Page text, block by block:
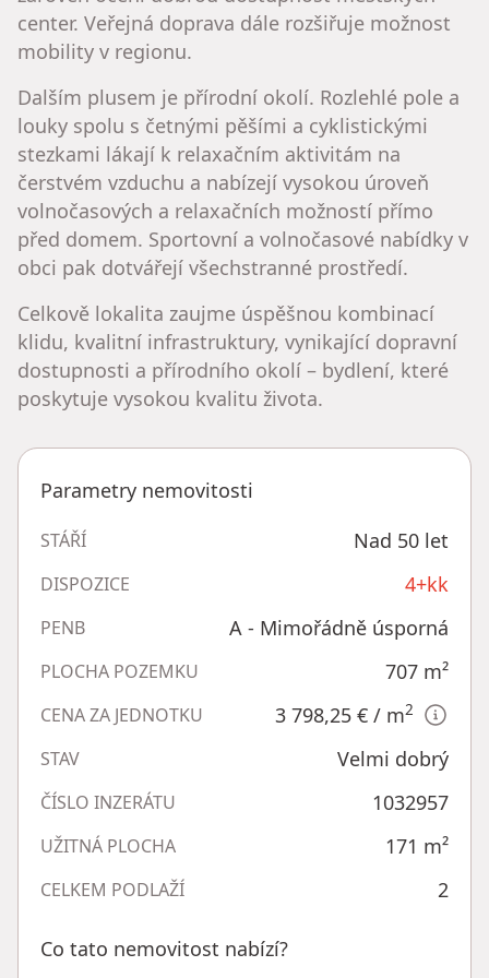
center. Veřejná doprava dále rozšiřuje možnost
mobility v regionu.
Dalším plusem je přírodní okolí. Rozlehlé pole a
louky spolu s četnými pěšími a cyklistickými
stezkami lákají k relaxačním aktivitám na
čerstvém vzduchu a nabízejí vysokou úroveň
volnočasových a relaxačních možností přímo
před domem. Sportovní a volnočasové nabídky v
obci pak dotvářejí všechstranné prostředí.
Celkově lokalita zaujme úspěšnou kombinací
klidu, kvalitní infrastruktury, vynikající dopravní
dostupnosti a přírodního okolí – bydlení, které
poskytuje vysokou kvalitu života.
Parametry nemovitosti
STÁŘÍ Nad 50 let
DISPOZICE 4+kk
PENB A - Mimořádně úsporná
PLOCHA POZEMKU 707 m²
CENA ZA JEDNOTKU 3 798,25 € / m2
STAV Velmi dobrý
ČÍSLO INZERÁTU 1032957
UŽITNÁ PLOCHA 171 m²
CELKEM PODLAŽÍ 2
Co tato nemovitost nabízí?